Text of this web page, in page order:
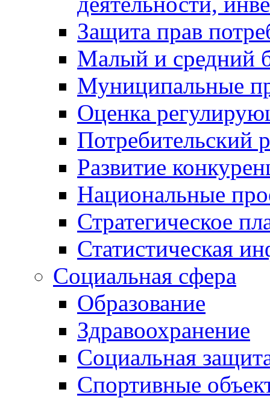
Защита прав
Малый и средний
Муниципальные
Оценка
Потребительский
Развитие
Национальные
Стратегическое
Статистическая
Социальная сфера
Образование
Здравоохранение
Социальная
Спортивные